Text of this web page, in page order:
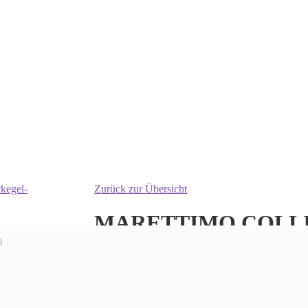
Zurück zur Übersicht
MARETTIMO